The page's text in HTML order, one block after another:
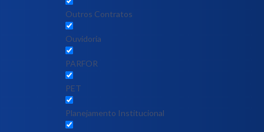
Outros Contratos
Ouvidoria
PARFOR
PET
Planejamento Institucional